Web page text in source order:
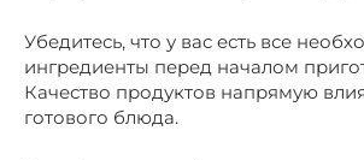
Убедитесь, что у вас есть все
ингредиенты перед началом
Качество продуктов напрямую
готового блюда.